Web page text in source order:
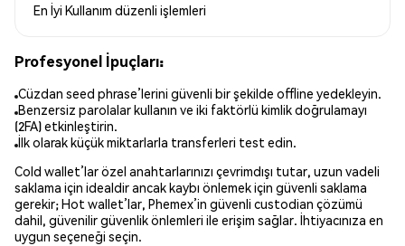
En İyi Kullanım düzenli işlemleri
Profesyonel İpuçları:
Cüzdan seed phrase’lerini güvenli bir şekilde offline yedekleyin.
Benzersiz parolalar kullanın ve iki faktörlü kimlik doğrulamayı
(2FA) etkinleştirin.
İlk olarak küçük miktarlarla transferleri test edin.
Cold wallet’lar özel anahtarlarınızı çevrimdışı tutar, uzun vadeli
saklama için idealdir ancak kaybı önlemek için güvenli saklama
gerekir; Hot wallet’lar, Phemex’in güvenli custodian çözümü
dahil, güvenilir güvenlik önlemleri ile erişim sağlar. İhtiyacınıza en
uygun seçeneği seçin.